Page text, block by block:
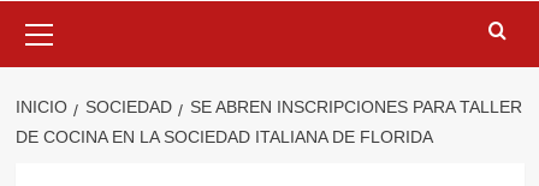
primario
INICIO SOCIEDAD
SE ABREN INSCRIPCIONES PARA TALLER
DE COCINA EN LA SOCIEDAD ITALIANA DE FLORIDA